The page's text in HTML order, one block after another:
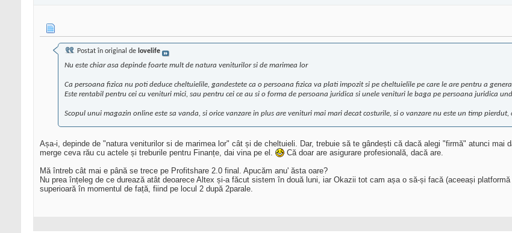
Postat în original de lovelife
Nu este chiar asa depinde foarte mult de natura veniturilor si de marimea lor
Ca persoana fizica nu poti deduce cheltuielile, gandestete ca o persoana fizica va plati impozit si pe cheltuielile pe care le are pentru a
Este rentabil pentru cei cu venituri mici, sau pentru cei ce au si o forma de persoana juridica si unele venituri le baga pe persoana juridica
Scopul unui magazin online este sa vanda, si orice vanzare in plus are venituri mai mari decat costurile, si o vanzare nu este un timp pierdut,
Așa-i, depinde de "natura veniturilor si de marimea lor" cât și de cheltuieli. Dar, trebuie să te gândești că dacă alegi "firmă" atunci mai
merge ceva rău cu actele și treburile pentru Finanțe, dai vina pe el.
Că doar are asigurare profesională, dacă are.
Mă întreb cât mai e până se trece pe Profitshare 2.0 final. Apucăm anu' ăsta oare?
Nu prea înțeleg de ce durează atât deoarece Altex și-a făcut sistem în două luni, iar Okazii tot cam așa o să-și facă (aceeași
superioară în momentul de față, fiind pe locul 2 după 2parale.